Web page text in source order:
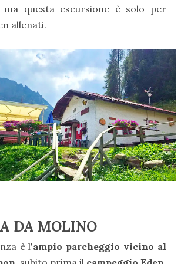
ma questa escursione è solo per
allenati.
DA MOLINO
è l'ampio parcheggio vicino al